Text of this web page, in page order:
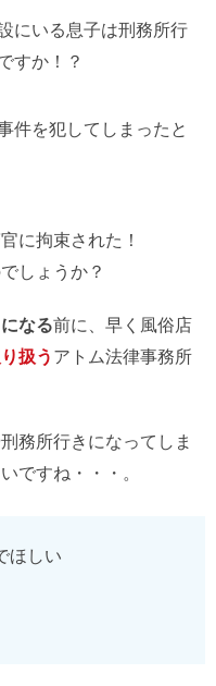
にいる息子は刑務所行
すか！？
件を犯してしまったと
に拘束された！
しょうか？
なる前に、早く風俗店
扱う アトム法律事務所
務所行きになってしま
ですね・・・。
ほしい